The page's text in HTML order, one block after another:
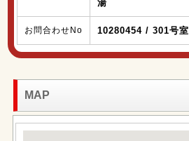
湯
お問合わせNo 10280454 / 301号室
MAP